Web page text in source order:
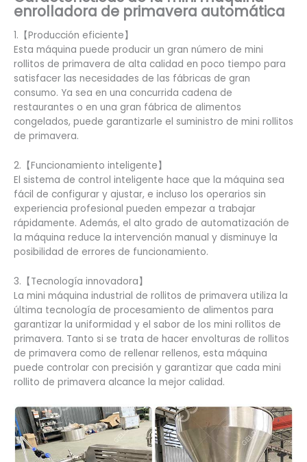
enrolladora de primavera automática
1.【Producción eficiente】
Esta máquina puede producir un gran número de mini
rollitos de primavera de alta calidad en poco tiempo para
satisfacer las necesidades de las fábricas de gran
consumo. Ya sea en una concurrida cadena de
restaurantes o en una gran fábrica de alimentos
congelados, puede garantizarle el suministro de mini rollitos
de primavera.
2.【Funcionamiento inteligente】
El sistema de control inteligente hace que la máquina sea
fácil de configurar y ajustar, e incluso los operarios sin
experiencia profesional pueden empezar a trabajar
rápidamente. Además, el alto grado de automatización de
la máquina reduce la intervención manual y disminuye la
posibilidad de errores de funcionamiento.
3.【Tecnología innovadora】
La mini máquina industrial de rollitos de primavera utiliza la
última tecnología de procesamiento de alimentos para
garantizar la uniformidad y el sabor de los mini rollitos de
primavera. Tanto si se trata de hacer envolturas de rollitos
de primavera como de rellenar rellenos, esta máquina
puede controlar con precisión y garantizar que cada mini
rollito de primavera alcance la mejor calidad.